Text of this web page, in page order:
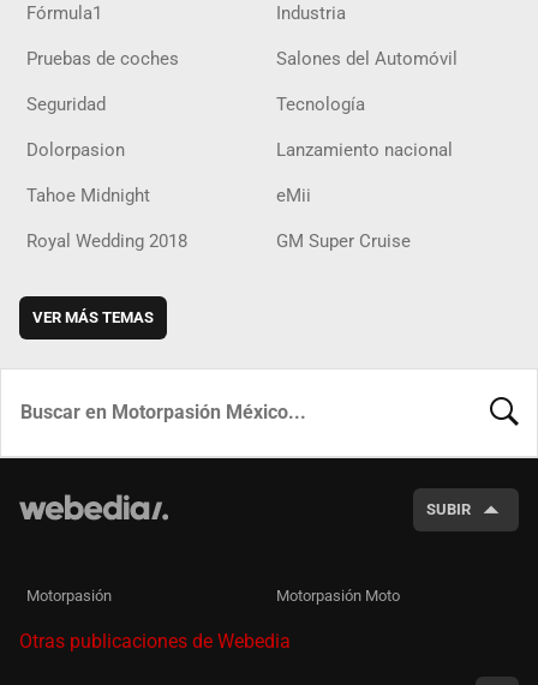
Fórmula1 Industria
Pruebas de coches Salones del Automóvil
Seguridad Tecnología
Dolorpasion Lanzamiento nacional
Tahoe Midnight eMii
Royal Wedding 2018 GM Super Cruise
VER MÁS TEMAS
SUBIR
Motorpasión Motorpasión Moto
Otras publicaciones de Webedia